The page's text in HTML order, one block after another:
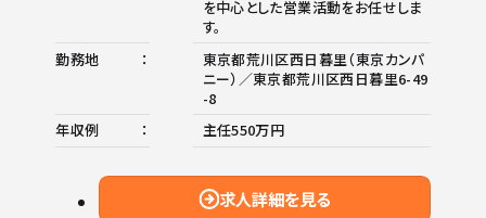
を中心とした営業活動をお任せしま
す。
勤務地
東京都荒川区西日暮里（東京カンパ
ニー）／東京都荒川区西日暮里6-49
-8
年収例
主任550万円
求人詳細を見る